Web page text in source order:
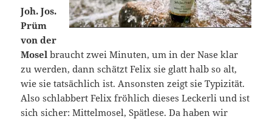
Joh. Jos.
Prüm
von der
Mosel braucht zwei Minuten, um in der Nase klar
zu werden, dann schätzt Felix sie glatt halb so alt,
wie sie tatsächlich ist. Ansonsten zeigt sie Typizität.
Also schlabbert Felix fröhlich dieses Leckerli und ist
sich sicher: Mittelmosel, Spätlese. Da haben wir